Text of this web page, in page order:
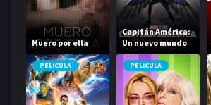
Muero por ella
Capitán América:
Un nuevo mundo
PELICULA PELICULA